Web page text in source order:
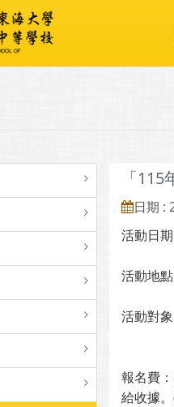
「
日期 :
活動日
活動地
活動對
報名費
給收據